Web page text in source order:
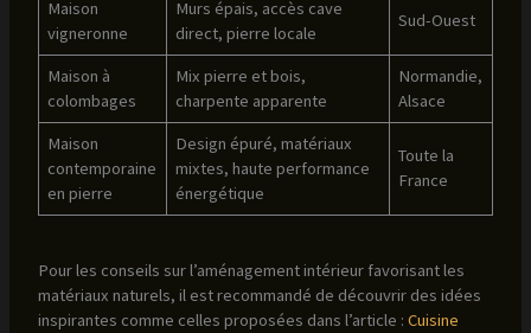
Maison
vigneronne
Murs épais, accès cave
direct, pierre locale
Sud-Ouest
Maison à
colombages
Mix pierre et bois,
charpente apparente
Normandie,
Alsace
Maison
contemporaine
en pierre
Design épuré, matériaux
mixtes, haute performance
énergétique
Toute la
France
Pour les conseils sur l’aménagement intérieur favorisant les
matériaux naturels, il est recommandé de découvrir des idées
inspirantes comme celles proposées dans l’article : Cuisine